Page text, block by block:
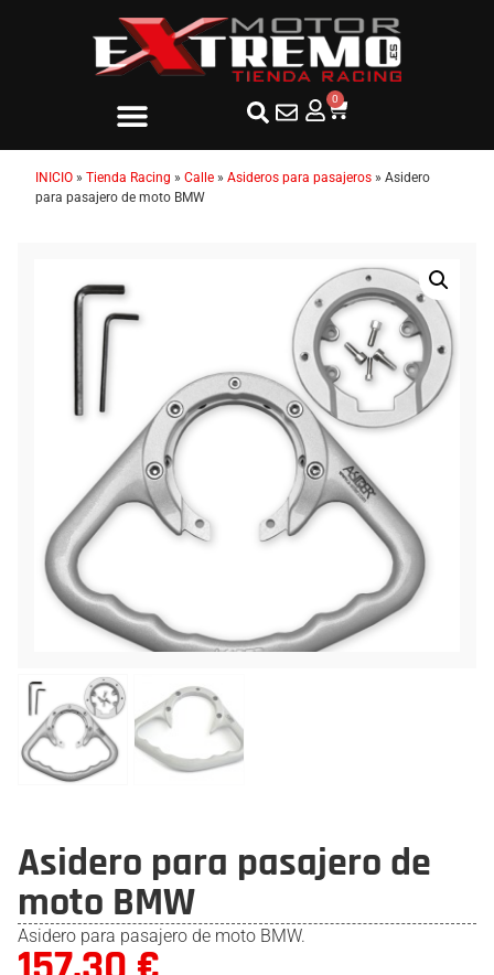
0
INICIO » Tienda Racing » Calle » Asideros para pasajeros » Asidero
para pasajero de moto BMW
Asidero para pasajero de
moto BMW
Asidero para pasajero de moto BMW.